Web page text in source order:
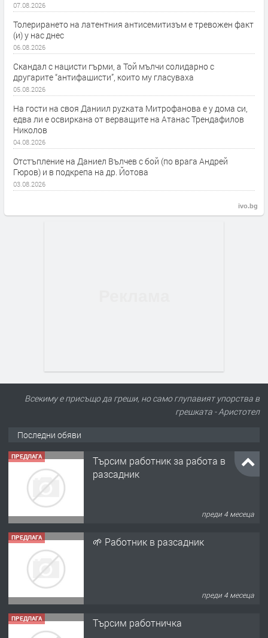
07.08.2026
Толерирането на латентния антисемитизъм е тревожен факт
(и) у нас днес
06.08.2026
Скандал с нацисти гърми, а Той мълчи солидарно с
другарите “антифашисти”, които му гласуваха
05.08.2026
На гости на своя Даниил руzката Митрофанова е у дома си,
едва ли е освиркана от верващите на Атанас Трендафилов
Николов
04.08.2026
Отстъпление на Даниел Вълчев с бой (по врага Андрей
Гюров) и в подкрепа на др. Йотова
03.08.2026
ivo.bg
Всекиму е присъщо да греши, но само глупавият упорства в
грешката - Аристотел
Последни обяви
ПРЕДЛАГА
Търсим работник за работа в
разсадник
преди 4 месеца
ПРЕДЛАГА 🌱 Работник в разсадник
преди 4 месеца
ПРЕДЛАГА Търсим работничка